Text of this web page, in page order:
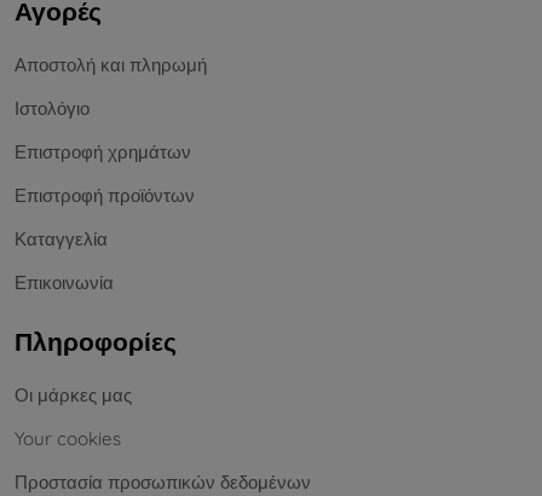
Αγορές
Αποστολή και πληρωμή
Ιστολόγιο
Επιστροφή χρημάτων
Επιστροφή προϊόντων
Καταγγελία
Επικοινωνία
Πληροφορίες
Οι μάρκες μας
Your cookies
Προστασία προσωπικών δεδομένων